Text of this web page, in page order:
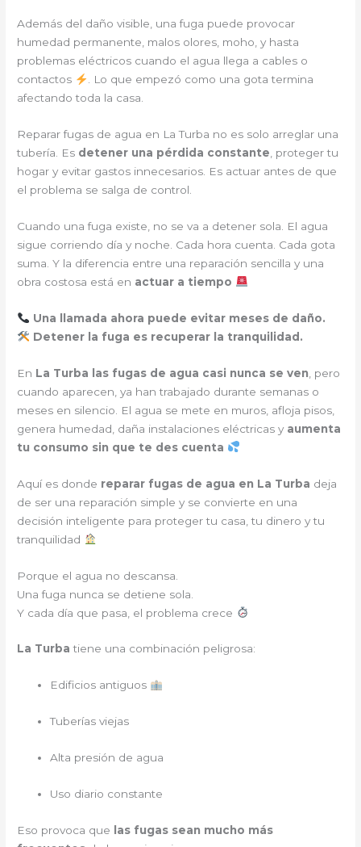
Además del daño visible, una fuga puede provocar
humedad permanente, malos olores, moho, y hasta
problemas eléctricos cuando el agua llega a cables o
contactos
. Lo que empezó como una gota termina
afectando toda la casa.
Reparar fugas de agua en La Turba no es solo arreglar una
tubería. Es detener una pérdida constante , proteger tu
hogar y evitar gastos innecesarios. Es actuar antes de que
el problema se salga de control.
Cuando una fuga existe, no se va a detener sola. El agua
sigue corriendo día y noche. Cada hora cuenta. Cada gota
suma. Y la diferencia entre una reparación sencilla y una
obra costosa está en actuar a tiempo
Una llamada ahora puede evitar meses de daño.
Detener la fuga es recuperar la tranquilidad.
En La Turba las fugas de agua casi nunca se ven , pero
cuando aparecen, ya han trabajado durante semanas o
meses en silencio. El agua se mete en muros, afloja pisos,
genera humedad, daña instalaciones eléctricas y aumenta
tu consumo sin que te des cuenta
Aquí es donde reparar fugas de agua en La Turba deja
de ser una reparación simple y se convierte en una
decisión inteligente para proteger tu casa, tu dinero y tu
tranquilidad
Porque el agua no descansa.
Una fuga nunca se detiene sola.
Y cada día que pasa, el problema crece
La Turba tiene una combinación peligrosa:
Edificios antiguos
Tuberías viejas
Alta presión de agua
Uso diario constante
Eso provoca que
las fugas sean mucho más